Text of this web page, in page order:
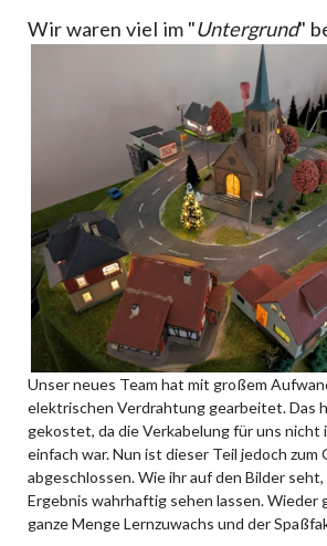
Wir waren viel im "Untergrund"
Unser neues Team hat mit großem
elektrischen Verdrahtung gearbeitet. Das
gekostet, da die Verkabelung für uns nicht
einfach war. Nun ist dieser Teil jedoch zum
abgeschlossen. Wie ihr auf den Bilder seht,
Ergebnis wahrhaftig sehen lassen. Wieder
ganze Menge Lernzuwachs und der